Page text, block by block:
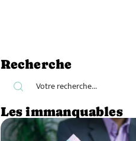
Recherche
Les immanquables